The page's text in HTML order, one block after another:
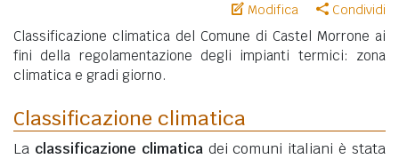
Modifica Condividi
Classificazione climatica del Comune di Castel Morrone ai
fini della regolamentazione degli impianti termici: zona
climatica e gradi giorno.
Classificazione climatica
La classificazione climaticadei comuni italiani è stata